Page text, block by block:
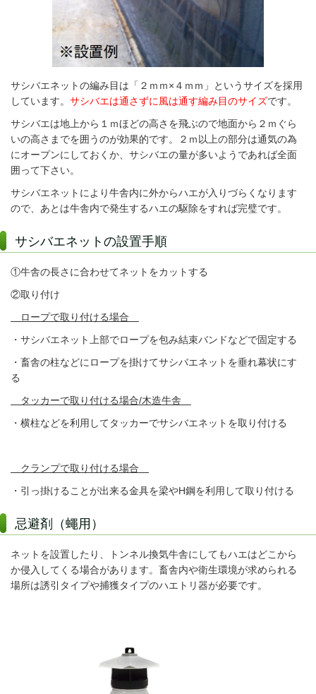
サシバエネットの編み目は「２ｍｍ×４ｍｍ」というサイズを採用
しています。 サシバエは通さずに風は通す編み目のサイズです。
サシバエは地上から１ｍほどの高さを飛ぶので地面から２ｍぐら
いの高さまでを囲うのが効果的です。２ｍ以上の部分は通気の為
にオープンにしておくか、サシバエの量が多いようであれば全面
囲って下さい。
サシバエネットにより牛舎内に外からハエが入りづらくなります
ので、あとは牛舎内で発生するハエの駆除をすれば完璧です。
サシバエネットの設置手順
①牛舎の長さに合わせてネットをカットする
②取り付け
ロープで取り付ける場合
・サシバエネット上部でロープを包み結束バンドなどで固定する
・畜舎の柱などにロープを掛けてサシバエネットを垂れ幕状にす
る
タッカーで取り付ける場合/木造牛舎
・横柱などを利用してタッカーでサシバエネットを取り付ける
クランプで取り付ける場合
・引っ掛けることが出来る金具を梁やH鋼を利用して取り付ける
忌避剤（蠅用）
ネットを設置したり、トンネル換気牛舎にしてもハエはどこから
か侵入してくる場合があります。畜舎内や衛生環境が求められる
場所は誘引タイプや捕獲タイプのハエトリ器が必要です。